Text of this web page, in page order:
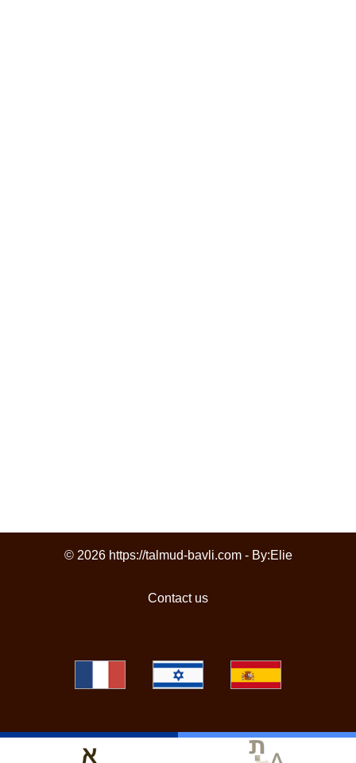
© 2026 https://talmud-bavli.com - By:Elie
Contact us